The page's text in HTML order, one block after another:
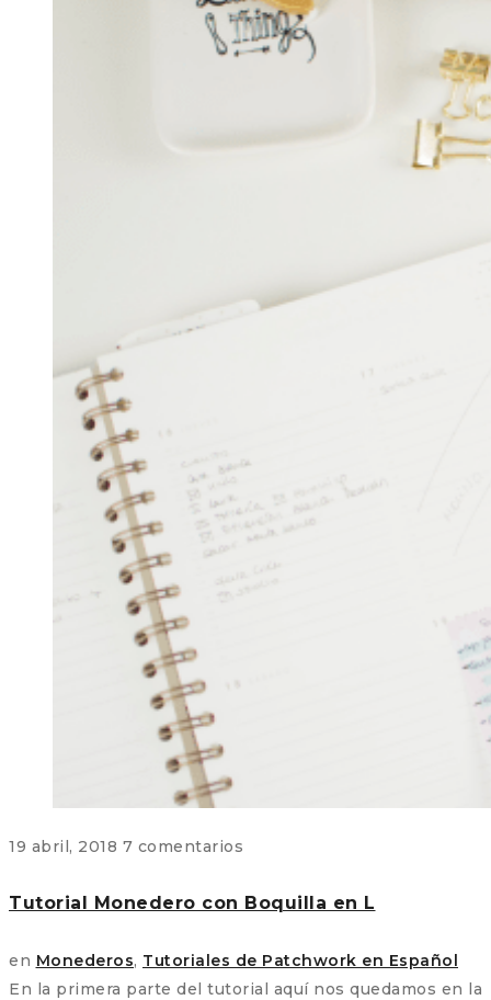
19 abril, 2018 7 comentarios
Tutorial Monedero con Boquilla en L
en Monederos, Tutoriales de Patchwork en Español
En la primera parte del tutorial aquí nos quedamos en la